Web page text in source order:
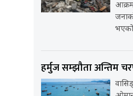
भएको
हर्मुज सम्झौता अन्तिम